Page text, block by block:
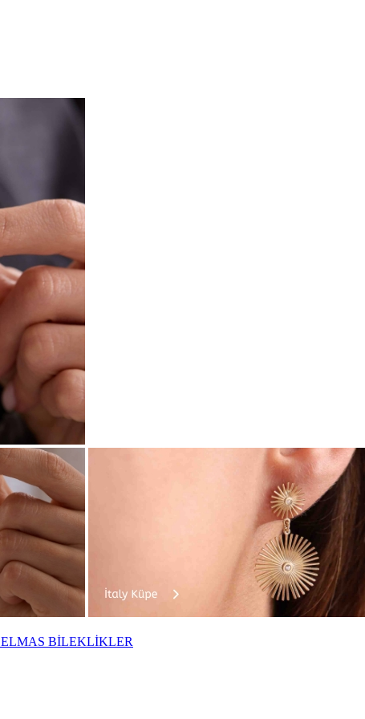
ELMAS BİLEKLİKLER